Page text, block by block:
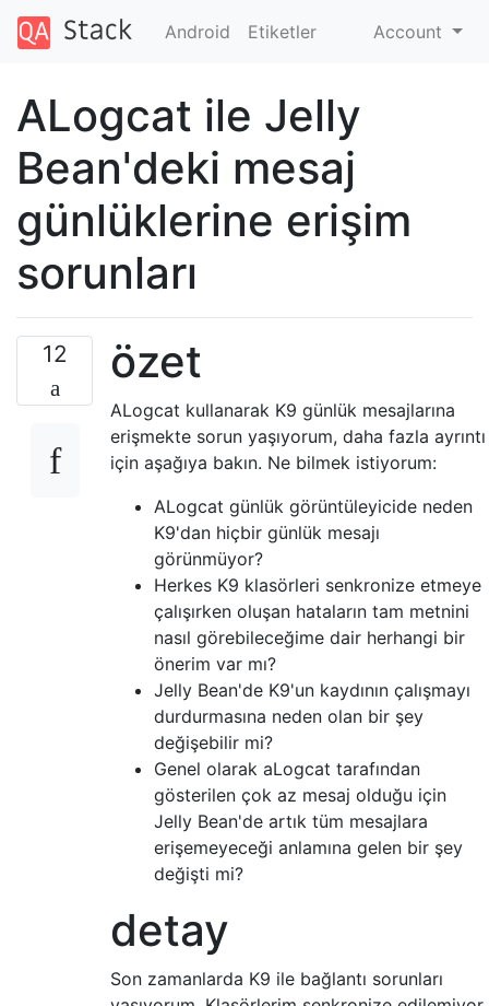
Android Etiketler Account
ALogcat ile Jelly
Bean'deki mesaj
günlüklerine erişim
sorunları
12 özet
ALogcat kullanarak K9 günlük mesajlarına
erişmekte sorun yaşıyorum, daha fazla ayrıntı
için aşağıya bakın. Ne bilmek istiyorum:
ALogcat günlük görüntüleyicide neden
K9'dan hiçbir günlük mesajı
görünmüyor?
Herkes K9 klasörleri senkronize etmeye
çalışırken oluşan hataların tam metnini
nasıl görebileceğime dair herhangi bir
önerim var mı?
Jelly Bean'de K9'un kaydının çalışmayı
durdurmasına neden olan bir şey
değişebilir mi?
Genel olarak aLogcat tarafından
gösterilen çok az mesaj olduğu için
Jelly Bean'de artık tüm mesajlara
erişemeyeceği anlamına gelen bir şey
değişti mi?
detay
Son zamanlarda K9 ile bağlantı sorunları